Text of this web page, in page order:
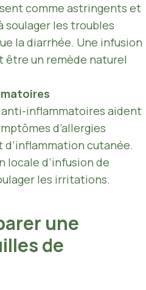
comme astringents et
soulager les troubles
la diarrhée. Une infusion
être un remède naturel
inflammatoires aident
d’allergies
d’inflammation cutanée.
locale d’infusion de
les irritations.
une
de